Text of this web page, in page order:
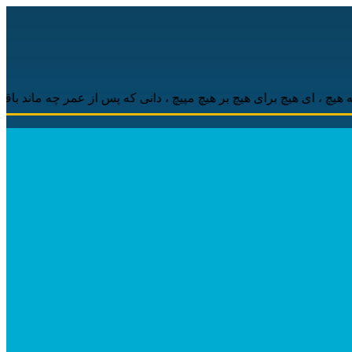
‌ای هیچ برای هیچ بر هیچ مپیچ ، دانی که پس از عمر چه ماند باقی ،